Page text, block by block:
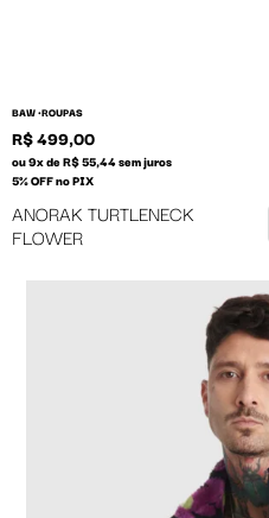
BAW •ROUPAS
R$ 499,00
ou 9x de R$ 55,44 sem juros
5% OFF no PIX
ANORAK TURTLENECK
FLOWER